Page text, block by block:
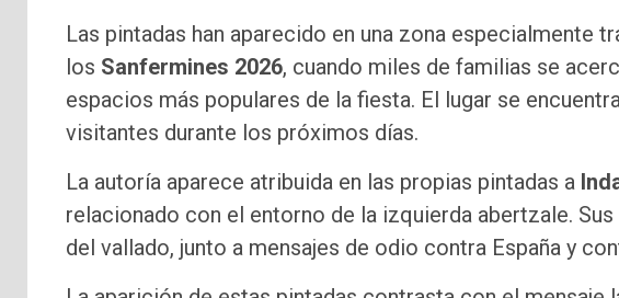
Las pintadas han aparecido en una zona especialmente
los Sanfermines 2026, cuando miles de familias se
espacios más populares de la fiesta. El lugar se
visitantes durante los próximos días.
La autoría aparece atribuida en las propias pintadas a
relacionado con el entorno de la izquierda abertzale.
del vallado, junto a mensajes de odio contra España y